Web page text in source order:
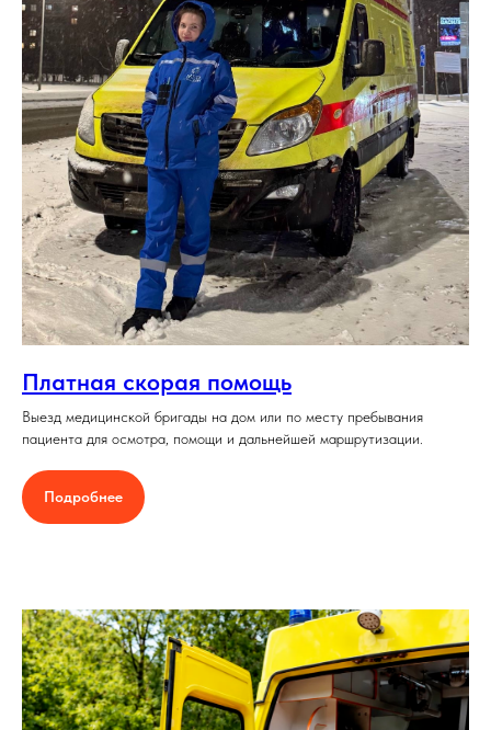
Платная скорая помощь
Выезд медицинской бригады на дом или по месту пребывания
пациента для осмотра, помощи и дальнейшей маршрутизации.
Подробнее